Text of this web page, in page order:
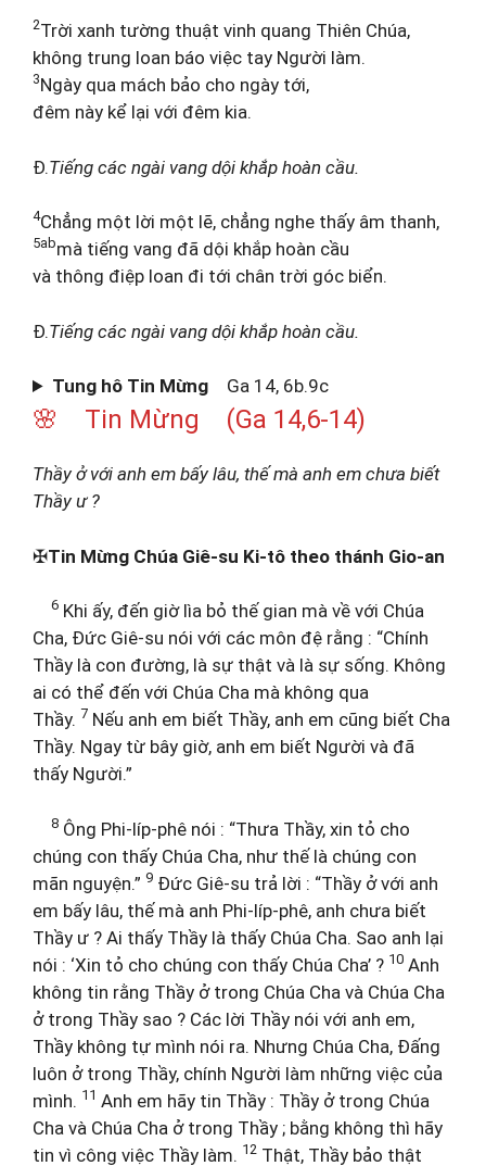
2Trời xanh tường thuật vinh quang Thiên Chúa,
không trung loan báo việc tay Người làm.
3Ngày qua mách bảo cho ngày tới,
đêm này kể lại với đêm kia.
Đ.Tiếng các ngài vang dội khắp hoàn cầu.
4Chẳng một lời một lẽ, chẳng nghe thấy âm thanh,
5abmà tiếng vang đã dội khắp hoàn cầu
và thông điệp loan đi tới chân trời góc biển.
Đ.Tiếng các ngài vang dội khắp hoàn cầu.
Tung hô Tin Mừng Ga 14, 6b.9c
🌸 Tin Mừng (Ga 14,6-14)
Thầy ở với anh em bấy lâu, thế mà anh em chưa biết
Thầy ư ?
✠Tin Mừng Chúa Giê-su Ki-tô theo thánh Gio-an
6 Khi ấy, đến giờ lìa bỏ thế gian mà về với Chúa
Cha, Đức Giê-su nói với các môn đệ rằng : “Chính
Thầy là con đường, là sự thật và là sự sống. Không
ai có thể đến với Chúa Cha mà không qua
Thầy. 7 Nếu anh em biết Thầy, anh em cũng biết Cha
Thầy. Ngay từ bây giờ, anh em biết Người và đã
thấy Người.”
8 Ông Phi-líp-phê nói : “Thưa Thầy, xin tỏ cho
chúng con thấy Chúa Cha, như thế là chúng con
mãn nguyện.” 9 Đức Giê-su trả lời : “Thầy ở với anh
em bấy lâu, thế mà anh Phi-líp-phê, anh chưa biết
Thầy ư ? Ai thấy Thầy là thấy Chúa Cha. Sao anh lại
nói : ‘Xin tỏ cho chúng con thấy Chúa Cha’ ? 10 Anh
không tin rằng Thầy ở trong Chúa Cha và Chúa Cha
ở trong Thầy sao ? Các lời Thầy nói với anh em,
Thầy không tự mình nói ra. Nhưng Chúa Cha, Đấng
luôn ở trong Thầy, chính Người làm những việc của
mình. 11 Anh em hãy tin Thầy : Thầy ở trong Chúa
Cha và Chúa Cha ở trong Thầy ; bằng không thì hãy
tin vì công việc Thầy làm. 12 Thật, Thầy bảo thật